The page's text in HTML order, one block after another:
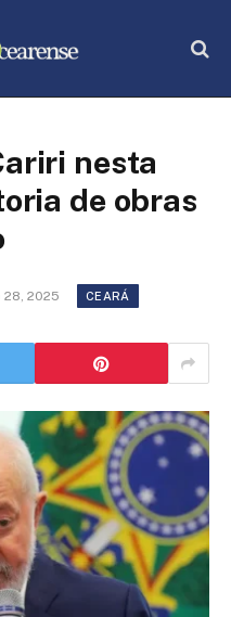
nesta
de obras
28, 2025 CEARÁ